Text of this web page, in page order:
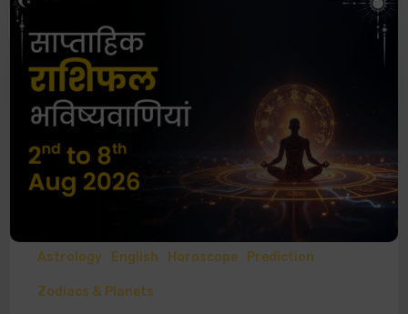
Astrology English Horoscope Prediction
Zodiacs & Planets